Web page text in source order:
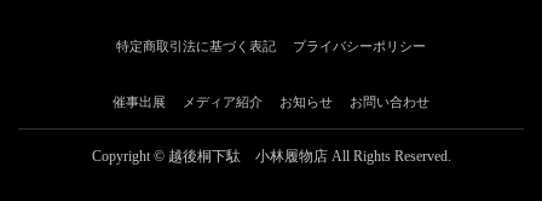
特定商取引法に基づく表記 プライバシーポリシー
催事出展 メディア紹介 お知らせ お問い合わせ
Copyright © 越後桐下駄 小林履物店 All Rights Reserved.